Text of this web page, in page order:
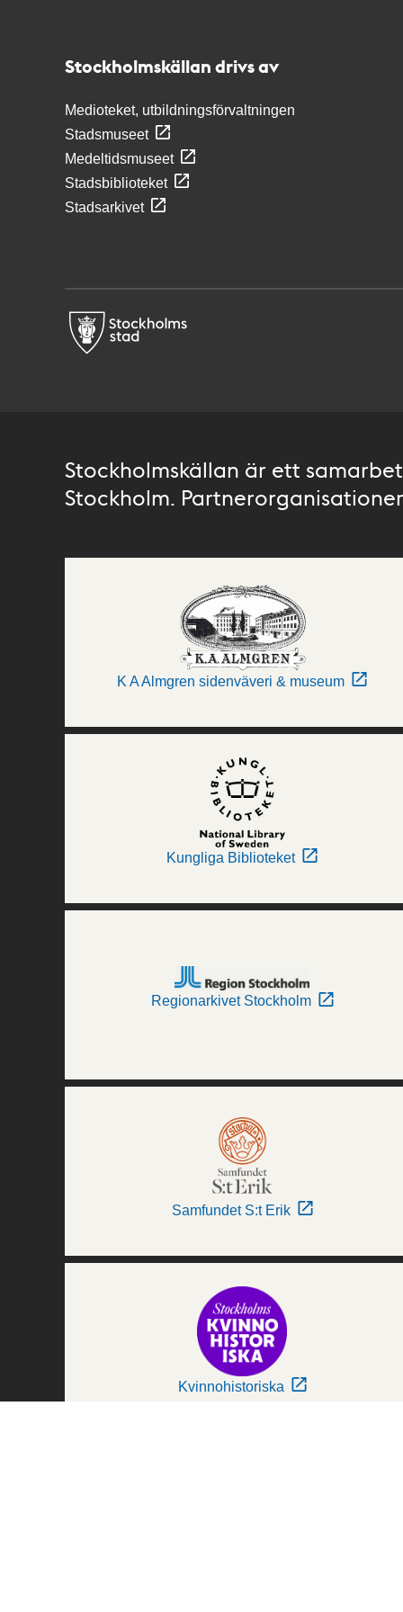
Stockholmskällan drivs av
Medioteket, utbildningsförvaltningen
Stadsmuseet
Medeltidsmuseet
Stadsbiblioteket
Stadsarkivet
Stockholmskällan är ett
Stockholm.
K A Almgren sidenväveri & museum
Kungliga Biblioteket
Regionarkivet Stockholm
Samfundet S:t Erik
Kvinnohistoriska